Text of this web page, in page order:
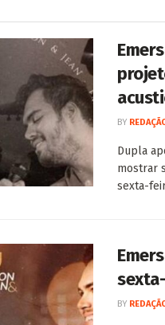
BY
Dupla
mostrar
sexta-
BY